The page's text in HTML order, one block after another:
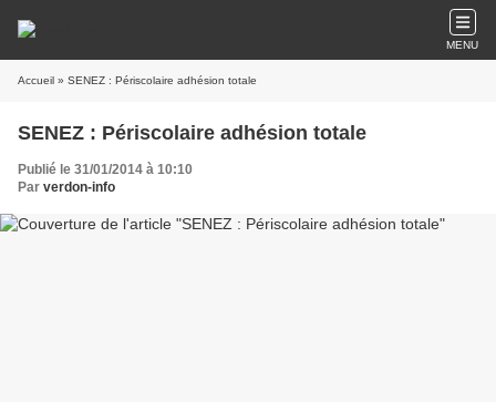
MENU
Accueil » SENEZ : Périscolaire adhésion totale
SENEZ : Périscolaire adhésion totale
Publié le 31/01/2014 à 10:10
Par verdon-info